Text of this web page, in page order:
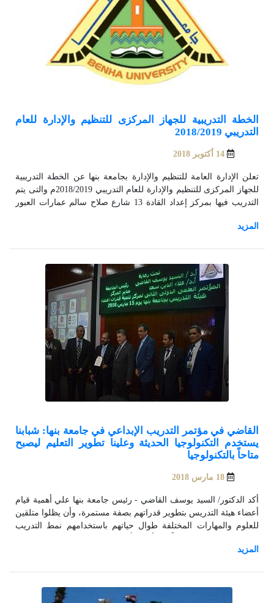
الخطة التدريبية للجهاز المركزى للتنظيم والإدارة للعام
التدريبي 2018/2019
14 أكتوبر 2018
تعلن الإدارة العامة للتنظيم والإدارة بجامعة بنها عن الخطة التدريبية
للجهاز المركزى للتنظيم والإدارة للعام التدريبي 2018/2019م والتى يتم
التدريب فيها بمركز إعداد القادة 13 شارع صلاح سالم عمارات العبور
الخطة التدريبية
القاضي في مؤتمر التدريب الإبداعي في جامعة بنها: شبابنا
يستخدم التكنولوجيا الحديثة وعلينا تطوير التعليم ليصبح
متاحاً بالتكنولوجيا
18 مارس 2018
أكد الدكتور/ السيد يوسف القاضي - رئيس جامعة بنها علي أهمية قيام
أعضاء هيئة التدريس بتطوير قدراتهم بصفة مستمرة، وأن يظلوا متلقين
للعلوم والمهارات المختلفة طوال حياتهم باستخدامهم نمط التدريب
للطلاب، وأن يطبق منهج التعليم التفاعلي في العملية التعليمية، وألا
العملية التعليمية.